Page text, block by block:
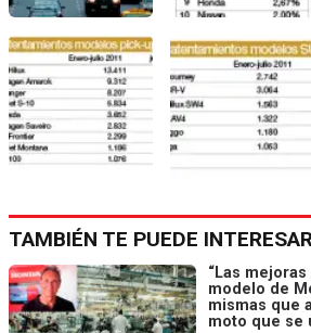
TAMBIÉN TE PUEDE INTERESAR
“Las
modelo de
mismas que
moto que se